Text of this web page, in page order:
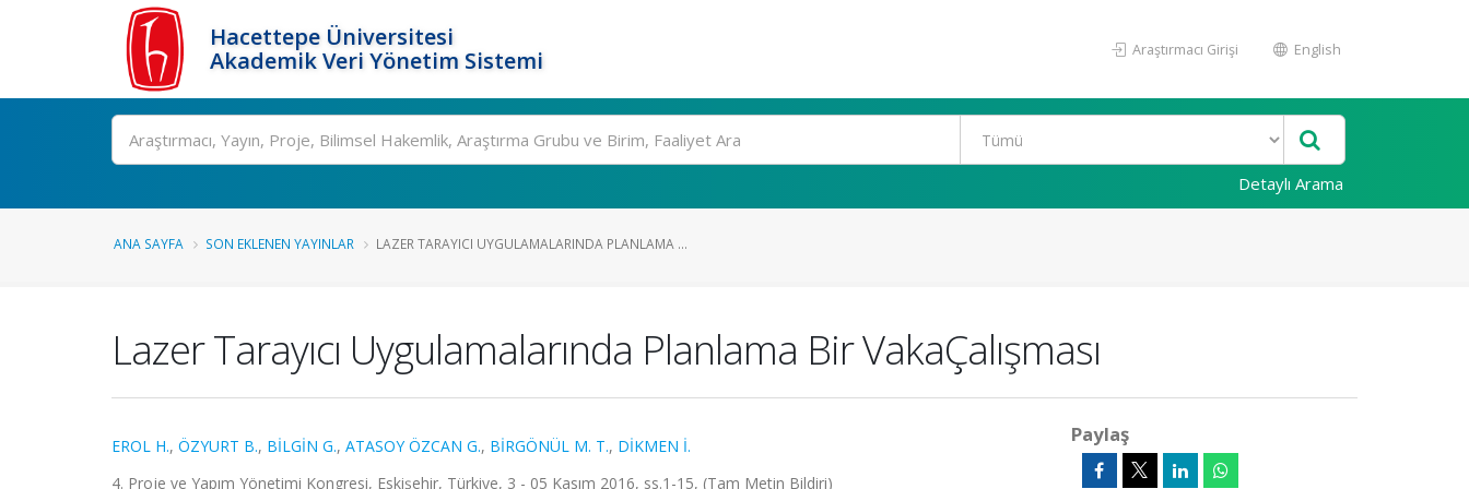
Hacettepe Üniversitesi
Akademik Veri Yönetim Sistemi
Araştırmacı Girişi English
Ara
Detaylı Arama
ANA SAYFA SON EKLENEN YAYINLAR LAZER TARAYICI UYGULAMALARINDA PLANLAMA ...
Lazer Tarayıcı Uygulamalarında Planlama Bir VakaÇalışması
EROL H., ÖZYURT B., BİLGİN G., ATASOY ÖZCAN G., BİRGÖNÜL M. T., DİKMEN İ.
4. Proje ve Yapım Yönetimi Kongresi, Eskişehir, Türkiye, 3 - 05 Kasım 2016, ss.1-15, (Tam Metin Bildiri)
Paylaş